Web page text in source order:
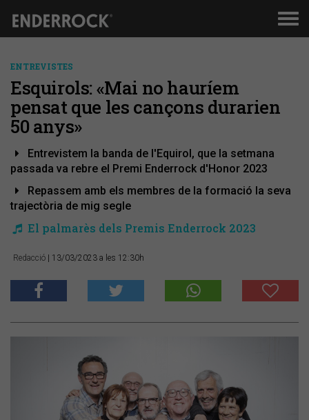
ENTREVISTES
Esquirols: «Mai no hauríem
pensat que les cançons durarien
50 anys»
Entrevistem la banda de l'Equirol, que la setmana
passada va rebre el Premi Enderrock d'Honor 2023
Repassem amb els membres de la formació la seva
trajectòria de mig segle
El palmarès dels Premis Enderrock 2023
Redacció | 13/03/2023 a les 12:30h